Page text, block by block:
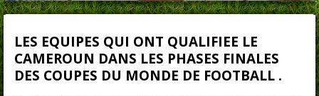
LES EQUIPES QUI ONT QUALIFIEE LE
CAMEROUN DANS LES PHASES FINALES
DES COUPES DU MONDE DE FOOTBALL .